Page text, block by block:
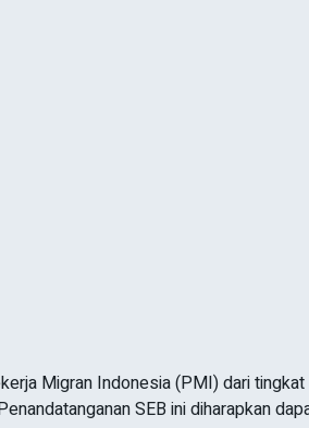
Migran Indonesia (PMI) dari
SEB ini diharapkan